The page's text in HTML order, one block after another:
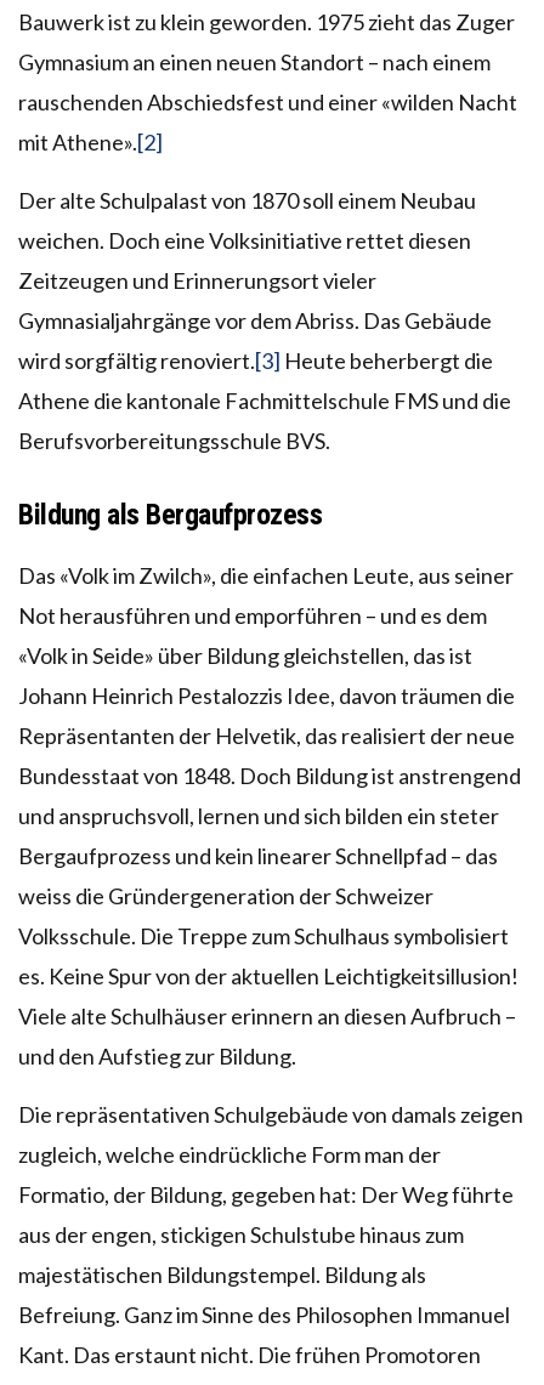
Bauwerk ist zu klein geworden. 1975 zieht das Zuger
Gymnasium an einen neuen Standort – nach einem
rauschenden Abschiedsfest und einer «wilden Nacht
mit Athene».[2]
Der alte Schulpalast von 1870 soll einem Neubau
weichen. Doch eine Volksinitiative rettet diesen
Zeitzeugen und Erinnerungsort vieler
Gymnasialjahrgänge vor dem Abriss. Das Gebäude
wird sorgfältig renoviert.[3] Heute beherbergt die
Athene die kantonale Fachmittelschule FMS und die
Berufsvorbereitungsschule BVS.
Bildung als Bergaufprozess
Das «Volk im Zwilch», die einfachen Leute, aus seiner
Not herausführen und emporführen – und es dem
«Volk in Seide» über Bildung gleichstellen, das ist
Johann Heinrich Pestalozzis Idee, davon träumen die
Repräsentanten der Helvetik, das realisiert der neue
Bundesstaat von 1848. Doch Bildung ist anstrengend
und anspruchsvoll, lernen und sich bilden ein steter
Bergaufprozess und kein linearer Schnellpfad – das
weiss die Gründergeneration der Schweizer
Volksschule. Die Treppe zum Schulhaus symbolisiert
es. Keine Spur von der aktuellen Leichtigkeitsillusion!
Viele alte Schulhäuser erinnern an diesen Aufbruch –
und den Aufstieg zur Bildung.
Die repräsentativen Schulgebäude von damals zeigen
zugleich, welche eindrückliche Form man der
Formatio, der Bildung, gegeben hat: Der Weg führte
aus der engen, stickigen Schulstube hinaus zum
majestätischen Bildungstempel. Bildung als
Befreiung. Ganz im Sinne des Philosophen Immanuel
Kant. Das erstaunt nicht. Die frühen Promotoren